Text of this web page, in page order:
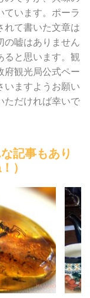
ています。ポーラ
れて書いた文章は
の嘘はありません
ると思います。観
府観光局公式ペー
いますようお願い
ただければ幸いで
記事もあり
）